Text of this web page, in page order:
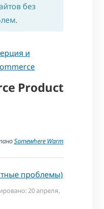
без
и
Product
Somewhere Warm
проблемы)
20 апреля,